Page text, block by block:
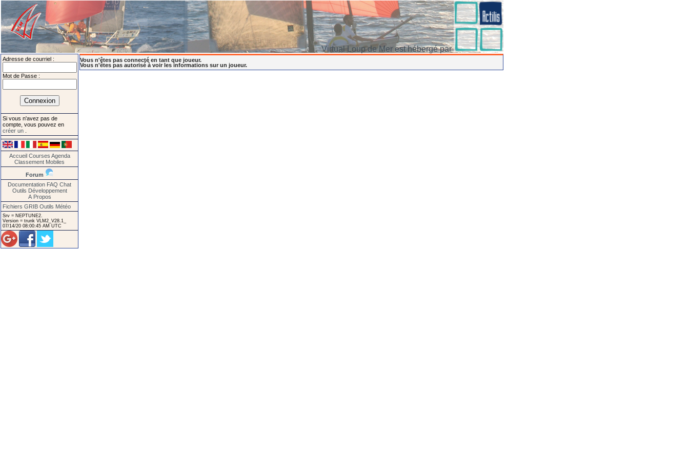
Virtual Loup de Mer est hébergé par
Adresse de courriel :
Mot de Passe :
Si vous n'avez pas de
compte, vous pouvez en
créer un
Accueil Courses Agenda
Classement Mobiles
Forum
Documentation FAQ Chat
Outils Développement
A Propos
Fichiers GRIB Outils Météo
Srv = NEPTUNE2.
Version = trunk VLM2_V28.1_
07/14/20 08:00:45 AM UTC
Vous n'êtes pas connecté en tant que joueur.
Vous n'êtes pas autorisé à voir les informations sur un joueur.